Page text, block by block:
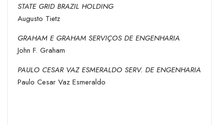
STATE GRID BRAZIL HOLDING
Augusto Tietz
GRAHAM E GRAHAM SERVIÇOS DE ENGENHARIA
John F. Graham
PAULO CESAR VAZ ESMERALDO SERV. DE ENGENHARIA
Paulo Cesar Vaz Esmeraldo